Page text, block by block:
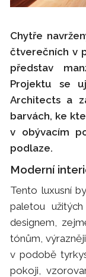
Chytře
čtverečních v
představ
Projektu se
Architects a
barvách, ke
v obývacím
podlaze.
Moderní
Tento luxusní
paletou
designem,
tónům,
v podobě
pokoji,